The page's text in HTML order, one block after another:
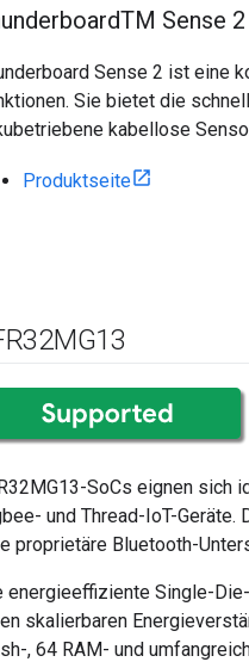
TM Sense 2
Sense 2 ist eine
Sie bietet die
kabellose
Produktseite
SoCs eignen sich
und Thread-IoT-Geräte.
proprietäre Bluetooth-
energieeffiziente Single-
skalierbaren
, 64 RAM- und